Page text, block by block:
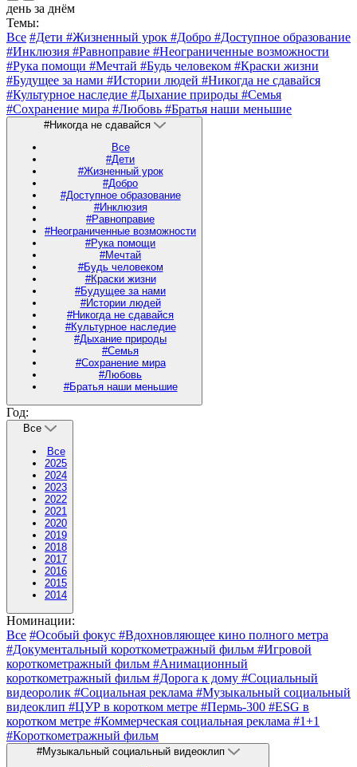
день за днём
Темы:
Все #Дети #Жизненный урок #Добро #Доступное образование
#Инклюзия #Равноправие #Неограниченные возможности
#Рука помощи #Мечтай #Будь человеком #Краски жизни
#Будущее за нами #Истории людей #Никогда не сдавайся
#Культурное наследие #Дыхание природы #Семья
#Сохранение мира #Любовь #Братья наши меньшие
#Никогда не сдавайся
Все
#Дети
#Жизненный урок
#Добро
#Доступное образование
#Инклюзия
#Равноправие
#Неограниченные возможности
#Рука помощи
#Мечтай
#Будь человеком
#Краски жизни
#Будущее за нами
#Истории людей
#Никогда не сдавайся
#Культурное наследие
#Дыхание природы
#Семья
#Сохранение мира
#Любовь
#Братья наши меньшие
Год:
Все
Все
2025
2024
2023
2022
2021
2020
2019
2018
2017
2016
2015
2014
Номинации:
Все #Особый фокус #Вдохновляющее кино полного метра
#Документальный короткометражный фильм #Игровой
короткометражный фильм #Анимационный
короткометражный фильм #Дорога к дому #Социальный
видеоролик #Социальная реклама #Музыкальный социальный
видеоклип #ЦУР в коротком метре #Пермь-300 #ESG в
коротком метре #Коммерческая социальная реклама #1+1
#Короткометражный фильм
#Музыкальный социальный видеоклип